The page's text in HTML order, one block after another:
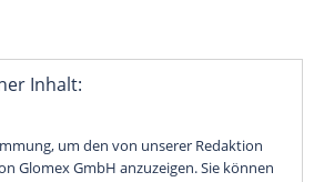
Inhalt:
um den von unserer Redaktion
Glomex GmbH anzuzeigen. Sie können